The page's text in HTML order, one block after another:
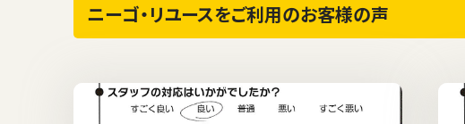
ニーゴ・リユースをご利用のお客様の声